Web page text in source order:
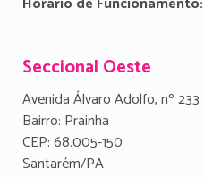
Seccional Oeste
Avenida Álvaro Adolfo, nº 233
Bairro: Prainha
CEP: 68.005-150
Santarém/PA